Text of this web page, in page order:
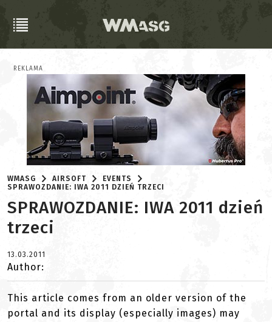
REKLAMA
WMASG AIRSOFT
EVENTS
SPRAWOZDANIE: IWA 2011 DZIEŃ TRZECI
SPRAWOZDANIE: IWA 2011 dzień
trzeci
13.03.2011
Author:
This article comes from an older version of the
portal and its display (especially images) may